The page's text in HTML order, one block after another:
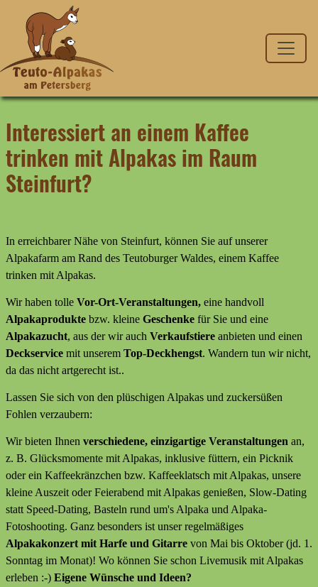
Interessiert an einem Kaffee
trinken mit Alpakas im Raum
Steinfurt?
In erreichbarer Nähe von Steinfurt, können Sie auf unserer
Alpakafarm am Rand des Teutoburger Waldes, einem Kaffee
trinken mit Alpakas.
Wir haben tolle Vor-Ort-Veranstaltungen, eine handvoll
Alpakaprodukte bzw. kleine Geschenke für Sie und eine
Alpakazucht, aus der wir auch Verkaufstiere anbieten und einen
Deckservice mit unserem Top-Deckhengst. Wandern tun wir nicht,
da das nicht artgerecht ist..
Lassen Sie sich von den plüschigen Alpakas und zuckersüßen
Fohlen verzaubern:
Wir bieten Ihnen verschiedene, einzigartige Veranstaltungen an,
z. B. Glücksmomente mit Alpakas, inklusive füttern, ein Picknik
oder ein Kaffeekränzchen bzw. Kaffeeklatsch mit Alpakas, unsere
kleine Auszeit oder Feierabend mit Alpakas genießen, Slow-Dating
statt Speed-Dating, Basteln rund um's Alpaka und Alpaka-
Fotoshooting. Ganz besonders ist unser regelmäßiges
Alpakakonzert mit Harfe und Gitarre von Mai bis Oktober (jd. 1.
Sonntag im Monat)! Wo können Sie schon Livemusik mit Alpakas
erleben :-) Eigene Wünsche und Ideen?